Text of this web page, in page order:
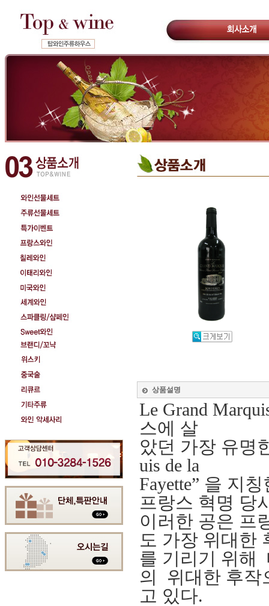
상품설명
Le Grand
스에 살
았던 가장 유명
uis de la
Fayette” 을 지
프랑스 혁명 당
이러한 공은 프
도 가장 위대한
를 기리기 위해
의 위대한 후작
고 있다.